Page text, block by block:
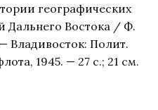
географических
Дальнего Востока / Ф.
Владивосток: Полит.
1945. — 27 с.; 21 см.